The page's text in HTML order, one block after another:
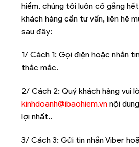
hiểm, chúng tôi luôn cố gắng
khách hàng cần tư vấn, liên hệ
sau đây:
1/ Cách 1: Gọi điện hoặc nhắn
thắc mắc.
2/ Cách 2: Quý khách hàng vui
kinhdoanh@ibaohiem.vn nội
lợi nhất..
3/ Cách 3: Gửi tin nhắn Viber